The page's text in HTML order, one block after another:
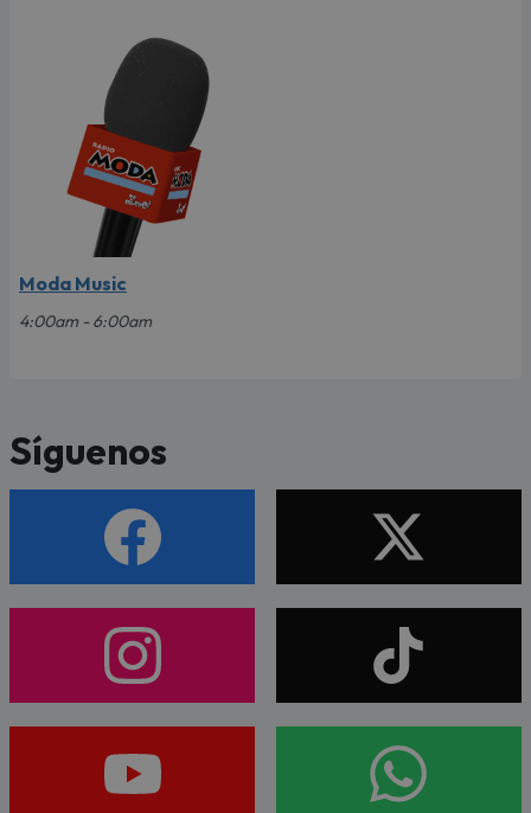
Moda Music
4:00am - 6:00am
Síguenos